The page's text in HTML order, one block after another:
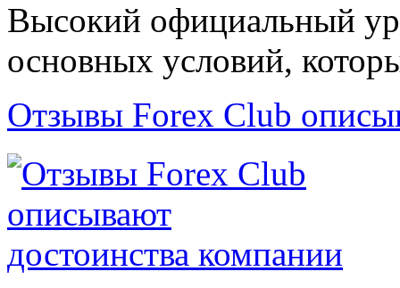
Высокий официальный
основных условий,
Отзывы Forex Сlub